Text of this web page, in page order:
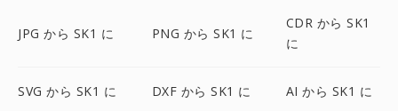
JPG から SK1 に PNG から SK1 に
CDR から SK1
に
SVG から SK1 に DXF から SK1 に AI から SK1 に